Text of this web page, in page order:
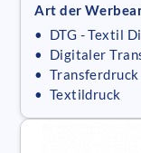
Art der
• DTG - Textil
• Digitaler
• Transferdruck
• Textildruck